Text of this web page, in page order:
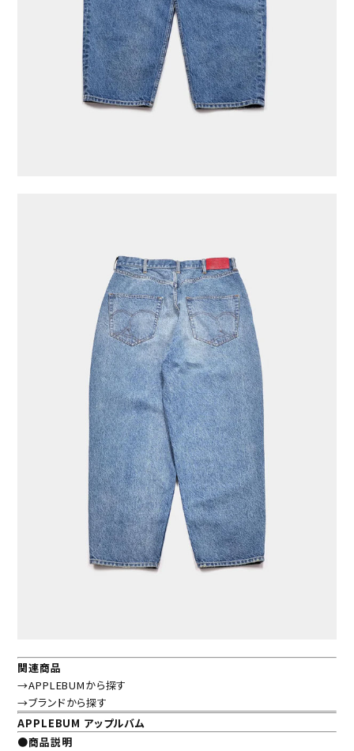
関連商品
→APPLEBUMから探す
→ブランドから探す
APPLEBUM アップルバム
●商品説明